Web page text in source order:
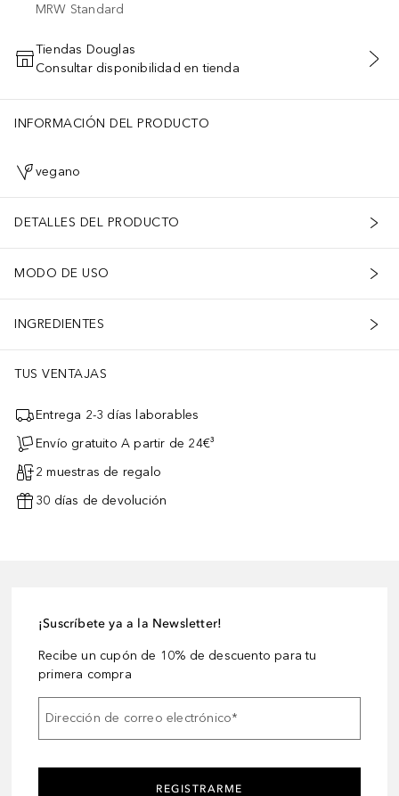
MRW Standard
AÑADIR AL CARRITO
Tiendas Douglas
Consultar disponibilidad en tienda
INFORMACIÓN DEL PRODUCTO
vegano
DETALLES DEL PRODUCTO
MODO DE USO
INGREDIENTES
TUS VENTAJAS
Entrega 2-3 días laborables
Envío gratuito A partir de 24€³
2 muestras de regalo
30 días de devolución
¡Suscríbete ya a la Newsletter!
Recibe un cupón de 10% de descuento para tu
primera compra
Dirección de correo electrónico*
REGISTRARME